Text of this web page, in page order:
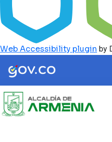
Web Accessibility plugin by